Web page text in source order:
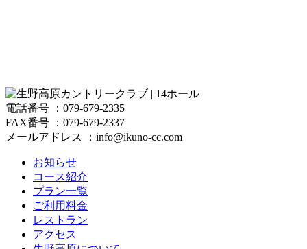
電話番号 ：079-679-2335
FAX番号 ：079-679-2337
メールアドレス ：info@ikuno-cc.com
お知らせ
コース紹介
プラン一覧
ご利用料金
レストラン
アクセス